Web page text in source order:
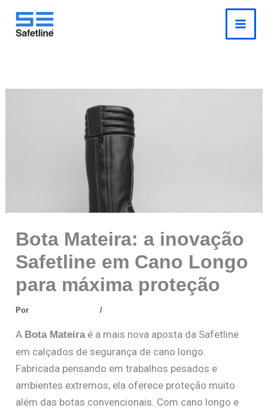
conteúdo
para
Bota Mateira: a inovação
Safetline em Cano Longo
para máxima proteção
Por Netlinks Analytics/
A Bota Mateiraé a mais nova aposta da Safetline
em calçados de segurança de cano longo.
Fabricada pensando em trabalhos pesados e
ambientes extremos, ela oferece proteção muito
além das botas convencionais. Com cano longo e